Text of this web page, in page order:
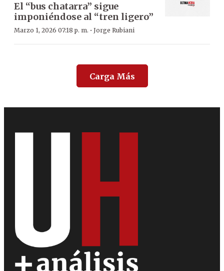
El “bus chatarra” sigue
imponiéndose al “tren ligero”
Marzo 1, 2026 07:18 p. m. · Jorge Rubiani
Carga Más